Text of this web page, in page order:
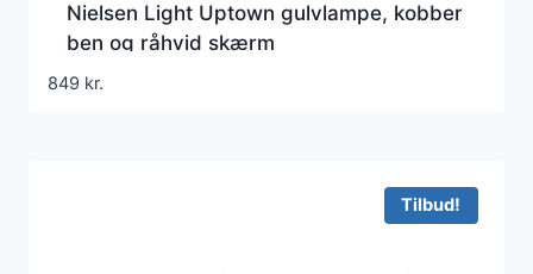
Nielsen Light Uptown gulvlampe, kobber
ben og råhvid skærm
849 kr.
Tilbud!